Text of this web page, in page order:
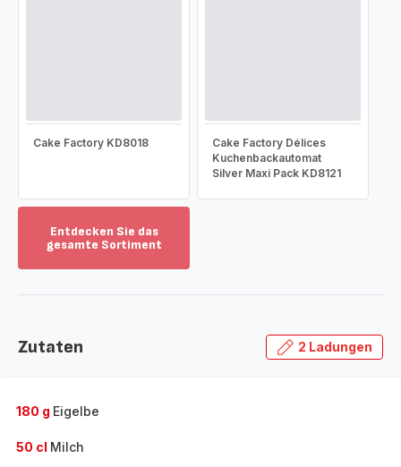
Cake Factory KD8018
Cake Factory Délices
Kuchenbackautomat
Silver Maxi Pack KD8121
Entdecken Sie das
gesamte Sortiment
das
Zutaten 2 Ladungen
180 g Eigelbe
50 cl Milch